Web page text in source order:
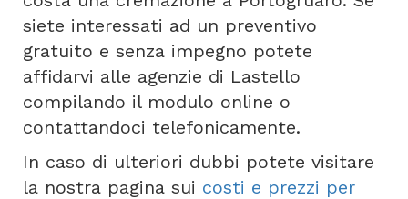
siete interessati ad un preventivo
gratuito e senza impegno potete
affidarvi alle agenzie di Lastello
compilando il modulo online o
contattandoci telefonicamente.
In caso di ulteriori dubbi potete visitare
la nostra pagina sui costi e prezzi per